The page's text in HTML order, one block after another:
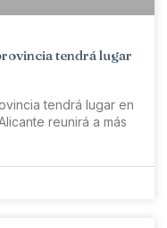
tendrá lugar
tendrá lugar en
reunirá a más